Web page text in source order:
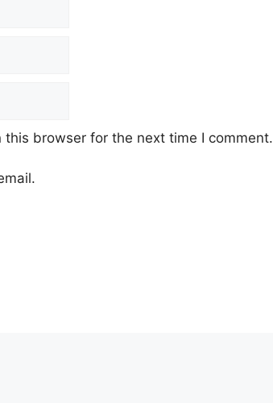
browser for the next time I comment.